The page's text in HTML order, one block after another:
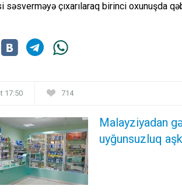
səsverməyə çıxarılaraq birinci oxunuşda
17:50 714
Malayziyadan
uyğunsuzluq